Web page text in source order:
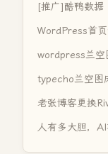
[推广]酷鸭数据
WordPress首
wordpress兰空
typecho兰空图
老张博客更换
人有多大胆，AI